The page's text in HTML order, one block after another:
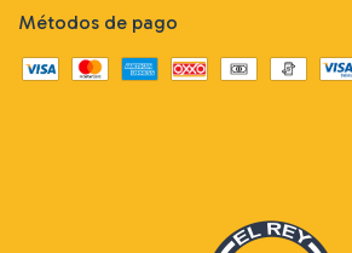
Métodos de pago